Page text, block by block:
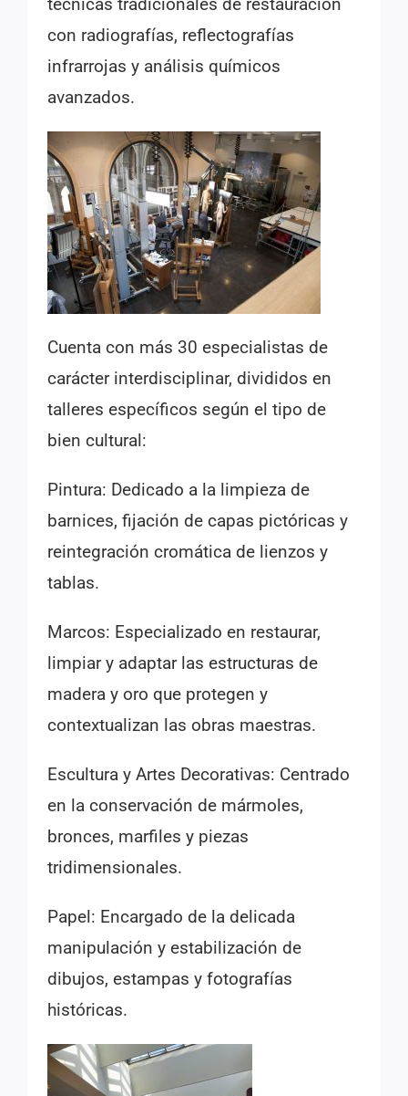
con radiografías, reflectografías
infrarrojas y análisis químicos
avanzados.
Cuenta con más 30 especialistas de
carácter interdisciplinar, divididos en
talleres específicos según el tipo de
bien cultural:
Pintura: Dedicado a la limpieza de
barnices, fijación de capas pictóricas y
reintegración cromática de lienzos y
tablas.
Marcos: Especializado en restaurar,
limpiar y adaptar las estructuras de
madera y oro que protegen y
contextualizan las obras maestras.
Escultura y Artes Decorativas: Centrado
en la conservación de mármoles,
bronces, marfiles y piezas
tridimensionales.
Papel: Encargado de la delicada
manipulación y estabilización de
dibujos, estampas y fotografías
históricas.